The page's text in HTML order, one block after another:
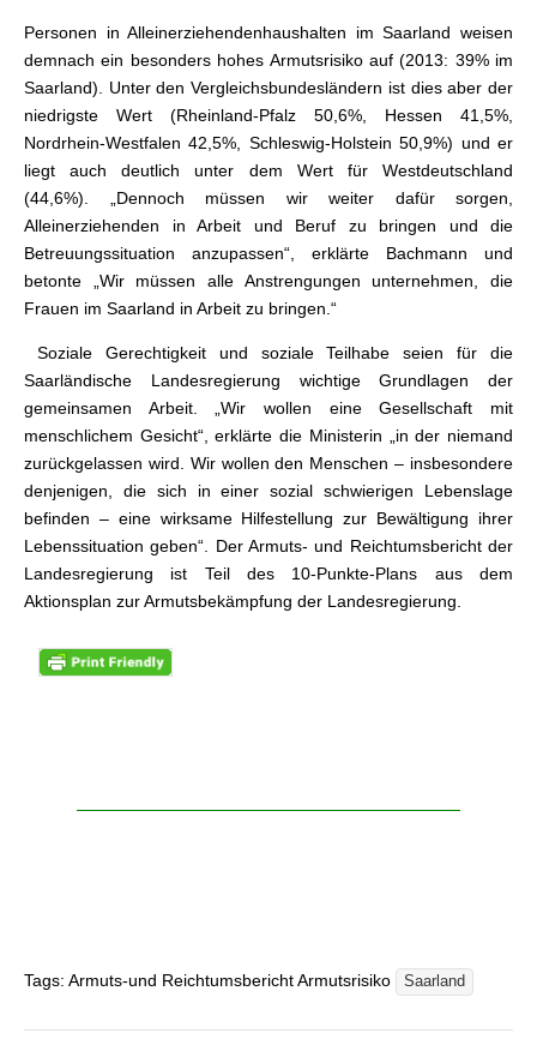
Personen in Alleinerziehendenhaushalten im Saarland weisen
demnach ein besonders hohes Armutsrisiko auf (2013: 39% im
Saarland). Unter den Vergleichsbundesländern ist dies aber der
niedrigste Wert (Rheinland-Pfalz 50,6%, Hessen 41,5%,
Nordrhein-Westfalen 42,5%, Schleswig-Holstein 50,9%) und er
liegt auch deutlich unter dem Wert für Westdeutschland
(44,6%). „Dennoch müssen wir weiter dafür sorgen,
Alleinerziehenden in Arbeit und Beruf zu bringen und die
Betreuungssituation anzupassen“, erklärte Bachmann und
betonte „Wir müssen alle Anstrengungen unternehmen, die
Frauen im Saarland in Arbeit zu bringen.“
Soziale Gerechtigkeit und soziale Teilhabe seien für die
Saarländische Landesregierung wichtige Grundlagen der
gemeinsamen Arbeit. „Wir wollen eine Gesellschaft mit
menschlichem Gesicht“, erklärte die Ministerin „in der niemand
zurückgelassen wird. Wir wollen den Menschen – insbesondere
denjenigen, die sich in einer sozial schwierigen Lebenslage
befinden – eine wirksame Hilfestellung zur Bewältigung ihrer
Lebenssituation geben“. Der Armuts- und Reichtumsbericht der
Landesregierung ist Teil des 10-Punkte-Plans aus dem
Aktionsplan zur Armutsbekämpfung der Landesregierung.
Tags: Armuts-und Reichtumsbericht Armutsrisiko Saarland